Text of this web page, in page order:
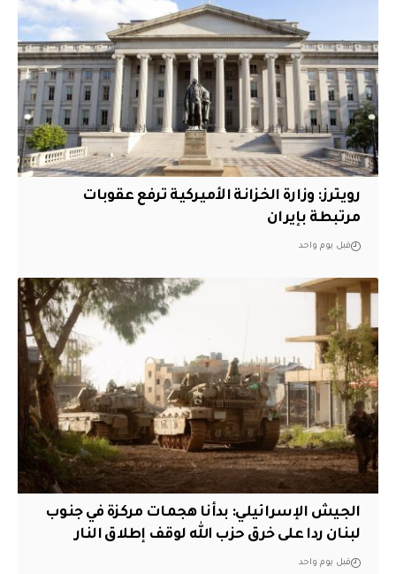
‏رويترز: وزارة الخزانة الأميركية ترفع عقوبات
مرتبطة بإيران
قبل يوم واحد
الجيش الإسرائيلي: بدأنا هجمات مركزة في جنوب
لبنان ردا على خرق حزب الله لوقف إطلاق النار
قبل يوم واحد